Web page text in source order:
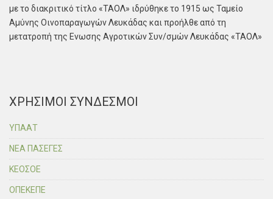
με το διακριτικό τίτλο «ΤΑΟΛ» ιδρύθηκε το 1915 ως Ταμείο
Αμύνης Οινοπαραγωγών Λευκάδας και προήλθε από τη
μετατροπή της Ενωσης Αγροτικών Συν/σμών Λευκάδας «ΤΑΟΛ»
ΧΡΗΣΙΜΟΙ ΣΥΝΔΕΣΜΟΙ
ΥΠΑΑΤ
ΝΕΑ ΠΑΣΕΓΕΣ
ΚΕΟΣΟΕ
ΟΠΕΚΕΠΕ